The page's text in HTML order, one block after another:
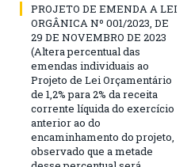
PROJETO DE EMENDA A LEI
ORGÂNICA Nº 001/2023, DE
29 DE NOVEMBRO DE 2023
(Altera percentual das
emendas individuais ao
Projeto de Lei Orçamentário
de 1,2% para 2% da receita
corrente líquida do exercício
anterior ao do
encaminhamento do projeto,
observado que a metade